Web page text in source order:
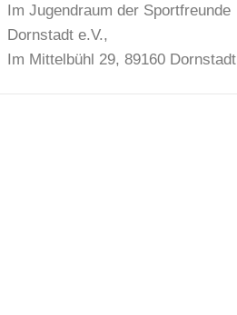
Im Jugendraum der Sportfreunde
Dornstadt e.V.,
Im Mittelbühl 29, 89160 Dornstadt